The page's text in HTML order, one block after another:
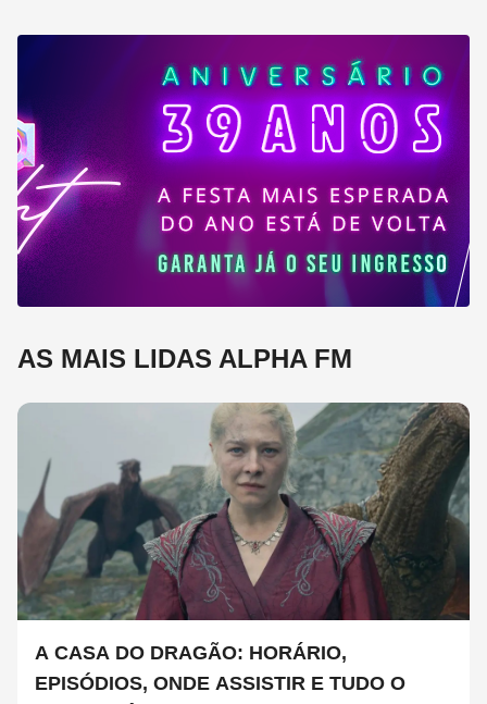
AS MAIS LIDAS ALPHA FM
A CASA DO DRAGÃO: HORÁRIO,
EPISÓDIOS, ONDE ASSISTIR E TUDO O